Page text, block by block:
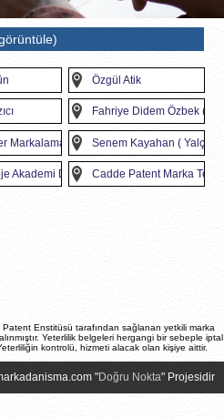
Özgül Atik
Fahriye Didem Özbek (
Markalama Reklam Bilgisayar Ve Makina
Senem Kayahan (
Akademi Danışmanlık org.eğt. Tic
Cadde Patent Marka
Enstitüsü tarafından sağlanan yetkili marka
Yeterlilik belgeleri hergangi bir sebeple iptal
kontrolü, hizmeti alacak olan kişiye aittir.
"Doğru Nokta" Projesidir